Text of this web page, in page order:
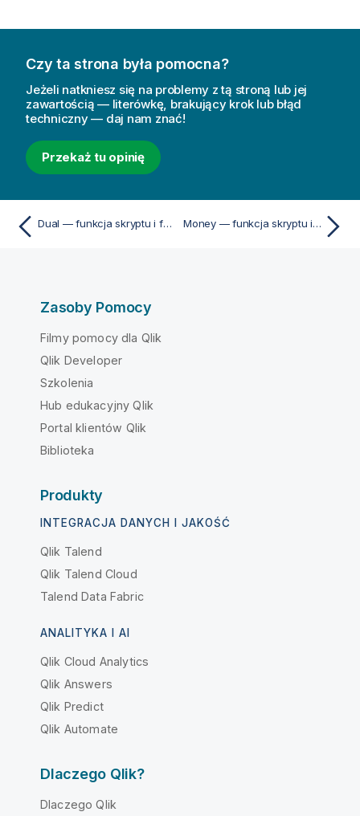
Czy ta strona była pomocna?
Jeżeli natkniesz się na problemy z tą stroną lub jej
zawartością — literówkę, brakujący krok lub błąd
techniczny — daj nam znać!
Przekaż tu opinię
Dual — funkcja skryptu i funkcja wykresu Money — funkcja skryptu i funkcja wykresu
Zasoby Pomocy
Filmy pomocy dla Qlik
Qlik Developer
Szkolenia
Hub edukacyjny Qlik
Portal klientów Qlik
Biblioteka
Produkty
INTEGRACJA DANYCH I JAKOŚĆ
Qlik Talend
Qlik Talend Cloud
Talend Data Fabric
ANALITYKA I AI
Qlik Cloud Analytics
Qlik Answers
Qlik Predict
Qlik Automate
Dlaczego Qlik?
Dlaczego Qlik